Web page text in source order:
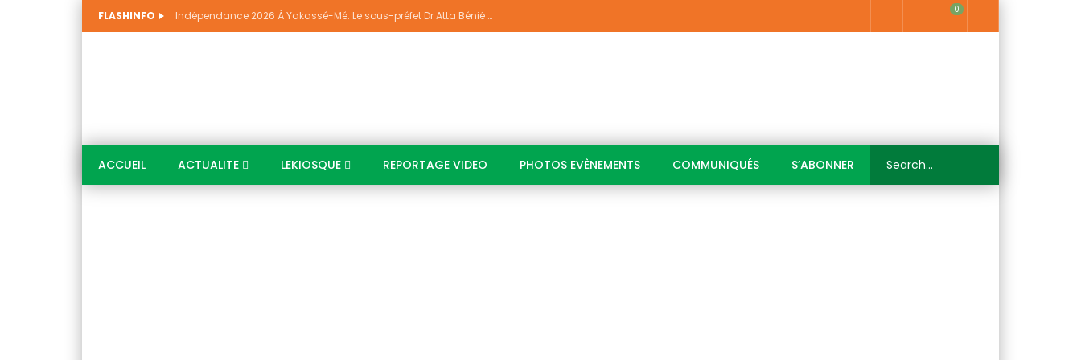
FLASHINFO Indépendance 2026 À Yakassé-Mé: Le sous-préfet Dr Atta Bénié Amédé appelle à l’unité, à la sécurité et au développement 0
ACCUEIL ACTUALITE LEKIOSQUE REPORTAGE VIDEO PHOTOS EVÈNEMENTS COMMUNIQUÉS S’ABONNER